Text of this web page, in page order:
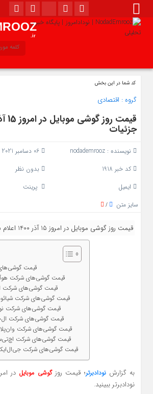
.ir
کد شما در این بخش
گروه : اقتصادی
جزئیات
نویسنده : nodademrooz
06 دسامبر 2021
کد خبر 1918
بدون نظر
ایمیل
پرینت
سایز متن
/
قیمت روز گوشی موبایل در امروز 15 آذر 1400 اعلام شد.
قیمت
قیمت گوشی‌های شرکت هوآوی در 15
قیمت گوشی‌های شرکت اپل در 15
قیمت گوشی‌های شرکت شیائومی در 15
قیمت گوشی‌های شرکت نوکیا در 15
قیمت گوشی‌های شرکت ال‌جی در 15
قیمت گوشی‌های شرکت وان‌پلاس در 15
قیمت گوشی‌های شرکت اچ‌تی‌سی در 15
قیمت گوشی‌های شرکت جی‌ال‌ایکس در 15
به گزارش نودادبرتر؛ قیمت روز گوشی موبایل
نودادبرتر ببینید.